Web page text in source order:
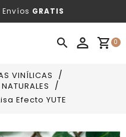
GRATIS
shopping_cart 0

VINÍLICAS
Efecto YUTE